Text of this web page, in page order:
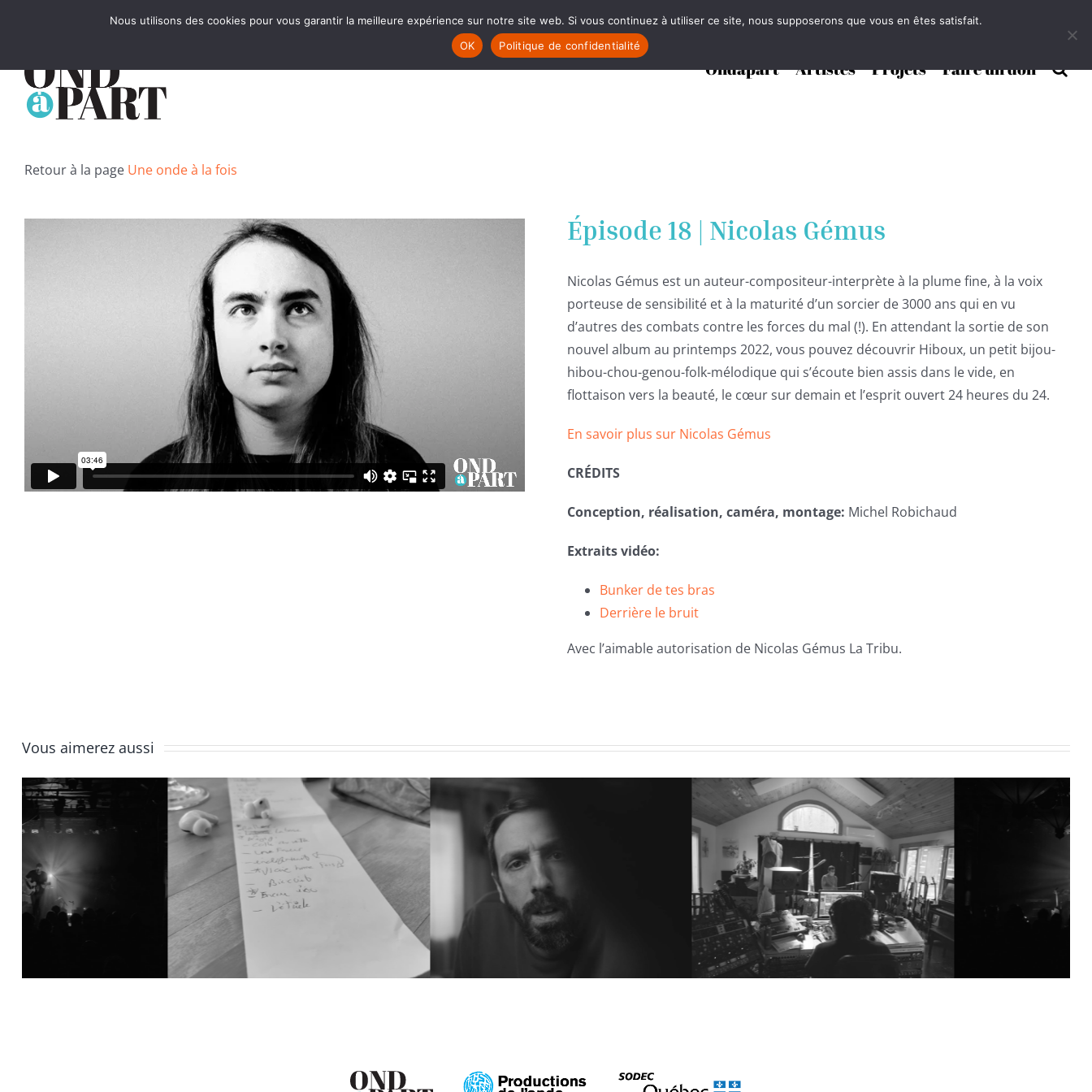
Ondapart Artistes Projets Faire un don
Retour à la pageUne onde à la fois
Épisode 18 | Nicolas Gémus
Nicolas Gémus est un auteur-compositeur-interprète à la plume fine, à la voix
porteuse de sensibilité et à la maturité d’un sorcier de 3000 ans qui en vu
d’autres des combats contre les forces du mal (!). En attendant la sortie de son
nouvel album au printemps 2022, vous pouvez découvrir Hiboux, un petit bijou-
hibou-chou-genou-folk-mélodique qui s’écoute bien assis dans le vide, en
flottaison vers la beauté, le cœur sur demain et l’esprit ouvert 24 heures du 24.
En savoir plus sur Nicolas Gémus
CRÉDITS
Conception, réalisation, caméra, montage: Michel Robichaud
Extraits vidéo:
Bunker de tes bras
Derrière le bruit
Avec l’aimable autorisation de Nicolas Gémus La Tribu.
Vous aimerez aussi
Épisode 6 | Promo et
lancement
Épisode 5 | Mettre de
l’ordre
Épisode 4 | Délais et
blocages
Épisode 3 | La
batterie
Nous utilisons des cookies pour vous garantir la meilleure expérience sur notre site web. Si vous continuez à utiliser ce site, nous supposerons que vous en êtes satisfait.
OK
Politique de confidentialité